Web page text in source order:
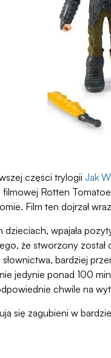
części trylogii Jak
Rotten
Film ten dojrzał
dzieciach, wpajała
że stworzony
bardziej
jedynie ponad 100
chwile na
się zagubieni w